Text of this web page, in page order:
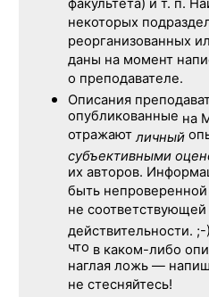
факультета) и т. п.
некоторых
реорганизованных
даны на момент
о преподавателе.
Описания
опубликованные на
отражаютличный
субъективными
их авторов.
быть
не соответствующей
действительности. ;-)
что в каком-либо
наглая ложь —
не стесняйтесь!